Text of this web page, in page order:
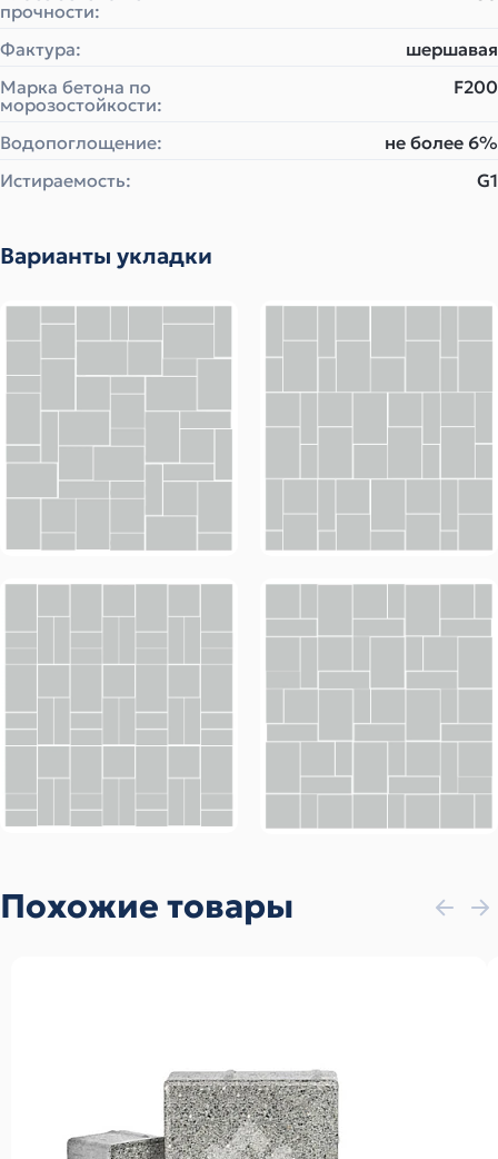
прочности:
Фактура:
шершавая
Марка бетона по
морозостойкости:
F200
Водопоглощение:
не более 6%
Истираемость:
G1
Варианты укладки
Похожие товары